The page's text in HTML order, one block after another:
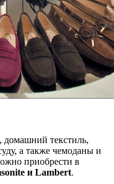
текстиль,
а также чемоданы и
приобрести в
и Lambert.